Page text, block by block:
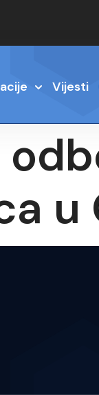
Vijesti
u